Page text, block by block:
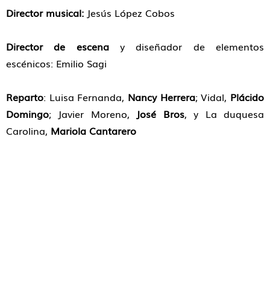
Director musical: Jesús López Cobos
Director de escenay diseñador de elementos
escénicos: Emilio Sagi
Reparto: Luisa Fernanda, Nancy Herrera; Vidal, Plácido
Domingo; Javier Moreno, José Bros, y La duquesa
Carolina, Mariola Cantarero